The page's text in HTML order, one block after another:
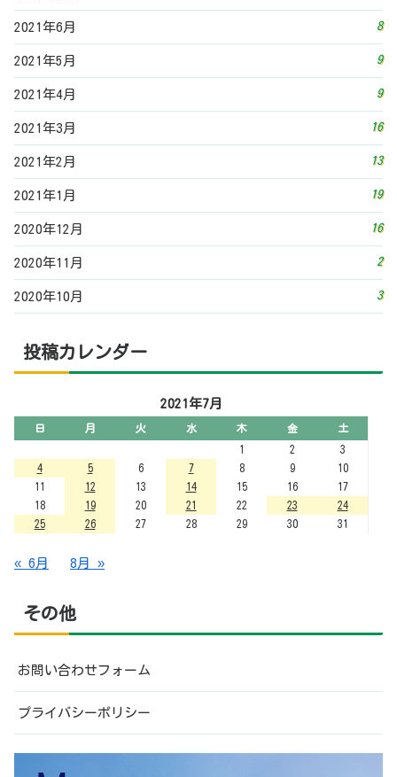
2021年6月 8
2021年5月 9
2021年4月 9
2021年3月 16
2021年2月 13
2021年1月 19
2020年12月 16
2020年11月 2
2020年10月 3
投稿カレンダー
2021年7月
日 月 火 水 木 金
土
1
2
3
4
5 6 7 8 9
10
11
12 13 14 15 16
17
18
19 20 21 22 23
24
25
26 27 28 29 30 31
« 6月 8月 »
その他
お問い合わせフォーム
プライバシーポリシー